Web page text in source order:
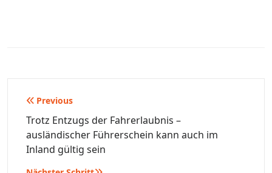
Beitragsnavigation
Previous
Trotz Entzugs der Fahrerlaubnis –
ausländischer Führerschein kann auch im
Inland gültig sein